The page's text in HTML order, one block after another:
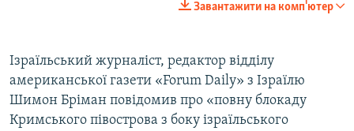
Усі сайти RFE/RL
Завантажити на комп'ютер
Ізраїльський журналіст, редактор відділу
американської газети «Forum Daily» з Ізраїлю
Шимон Бріман повідомив про «повну блокаду
Кримського півострова з боку ізраїльського